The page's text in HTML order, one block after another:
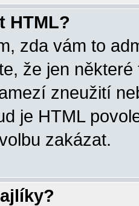
HTML?
zda vám to
že jen
zneužití
je HTML
zakázat.